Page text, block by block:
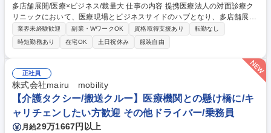
多店舗展開/医療×ビジネス/裁量大 仕事の内容 提携医療法人の対面診療ク
リニックにおいて、医療現場とビジネスサイドのハブとなり、多店舗展開
を円滑に進める運営業務全般をお任せします。集患マーケティングからオ
ペレーション管理、外部連携まで幅広く担当 いただきます。【具体的に
は】集患とマーケティング(オフライン広告の立案実行、CRM施策検討、
内覧会実施等)、オペレーション管理(予約システム対応、棚卸し実務、承
認システム申請等)、リレーション構築(外部業者連携、イオンとの連携、
病診連携等)、総務IT(現場困りごと対応、事務長補佐等)を担当いただきま
す。 募集職種 【クリニック運営マネージャー】多店舗展開/医療×ビジネ
ス/裁量大
業界未経験歓迎 副業・WワークOK 資格取得支援あり
転勤なし
時短勤務あり
在宅OK 土日祝休み 服装自由
正社員
株式会社mairu mobility
【介護タクシー/搬送クルー】医療機関との懸け橋に/キ
ャリチェンしたい方歓迎 その他ドライバー/乗務員
月給29万1667円以上